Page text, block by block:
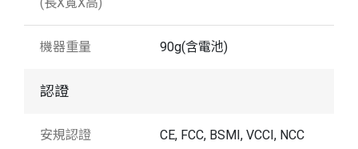
機器重量 90g(含電池)
認證
安規認證 CE, FCC, BSMI, VCCI, NCC